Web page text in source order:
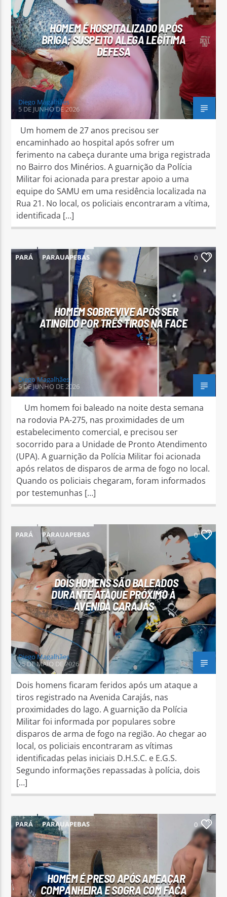
Arara Azul FM
HOMEM É HOSPITALIZADO APÓS
BRIGA; SUSPEITO ALEGA LEGÍTIMA
DEFESA
Diego Magalhães
5 DE JUNHO DE 2026
Um homem de 27 anos precisou ser
encaminhado ao hospital após sofrer um
ferimento na cabeça durante uma briga registrada
no Bairro dos Minérios. A guarnição da Polícia
Militar foi acionada para prestar apoio a uma
equipe do SAMU em uma residência localizada na
Rua 21. No local, os policiais encontraram a vítima,
identificada […]
PARÁ PARAUAPEBAS 0
HOMEM SOBREVIVE APÓS SER
ATINGIDO POR TRÊS TIROS NA FACE
Diego Magalhães
5 DE JUNHO DE 2026
Um homem foi baleado na noite desta semana
na rodovia PA-275, nas proximidades de um
estabelecimento comercial, e precisou ser
socorrido para a Unidade de Pronto Atendimento
(UPA). A guarnição da Polícia Militar foi acionada
após relatos de disparos de arma de fogo no local.
Quando os policiais chegaram, foram informados
por testemunhas […]
PARÁ PARAUAPEBAS 0
DOIS HOMENS SÃO BALEADOS
DURANTE ATAQUE PRÓXIMO À
AVENIDA CARAJÁS
Diego Magalhães
25 DE MAIO DE 2026
Dois homens ficaram feridos após um ataque a
tiros registrado na Avenida Carajás, nas
proximidades do lago. A guarnição da Polícia
Militar foi informada por populares sobre
disparos de arma de fogo na região. Ao chegar ao
local, os policiais encontraram as vítimas
identificadas pelas iniciais D.H.S.C. e E.G.S.
Segundo informações repassadas à polícia, dois
[…]
PARÁ PARAUAPEBAS 0
HOMEM É PRESO APÓS AMEAÇAR
COMPANHEIRA E SOGRA COM FACA